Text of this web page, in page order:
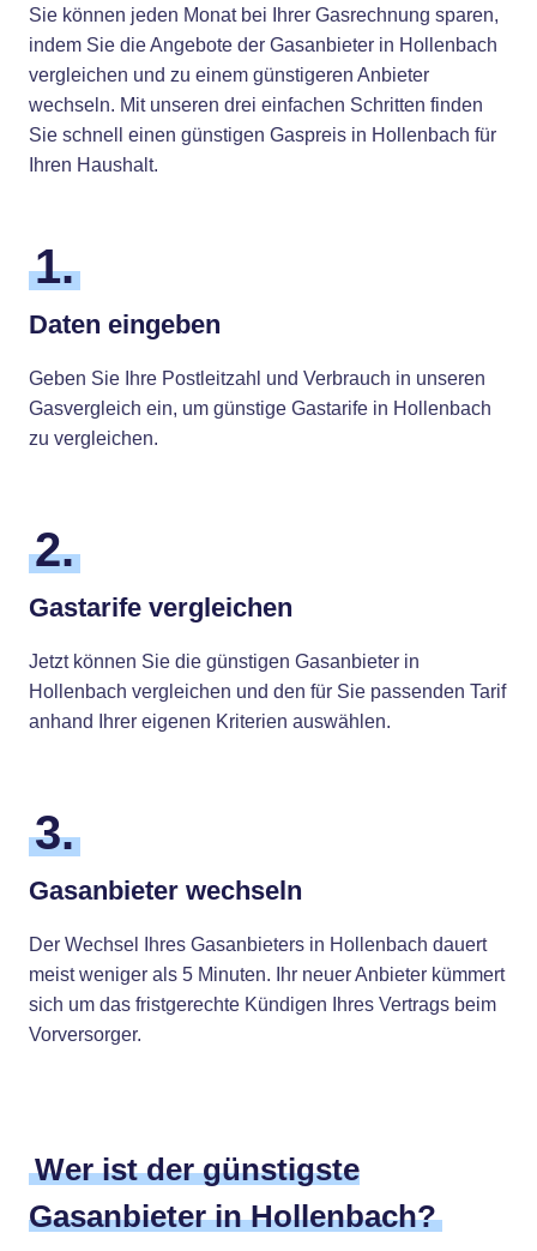
Sie können jeden Monat bei Ihrer Gasrechnung sparen,
indem Sie die Angebote der Gasanbieter in Hollenbach
vergleichen und zu einem günstigeren Anbieter
wechseln. Mit unseren drei einfachen Schritten finden
Sie schnell einen günstigen Gaspreis in Hollenbach für
Ihren Haushalt.
1.
Daten eingeben
Geben Sie Ihre Postleitzahl und Verbrauch in unseren
Gasvergleich ein, um günstige Gastarife in Hollenbach
zu vergleichen.
2.
Gastarife vergleichen
Jetzt können Sie die günstigen Gasanbieter in
Hollenbach vergleichen und den für Sie passenden Tarif
anhand Ihrer eigenen Kriterien auswählen.
3.
Gasanbieter wechseln
Der Wechsel Ihres Gasanbieters in Hollenbach dauert
meist weniger als 5 Minuten. Ihr neuer Anbieter kümmert
sich um das fristgerechte Kündigen Ihres Vertrags beim
Vorversorger.
Wer ist der günstigste
Gasanbieter in Hollenbach?